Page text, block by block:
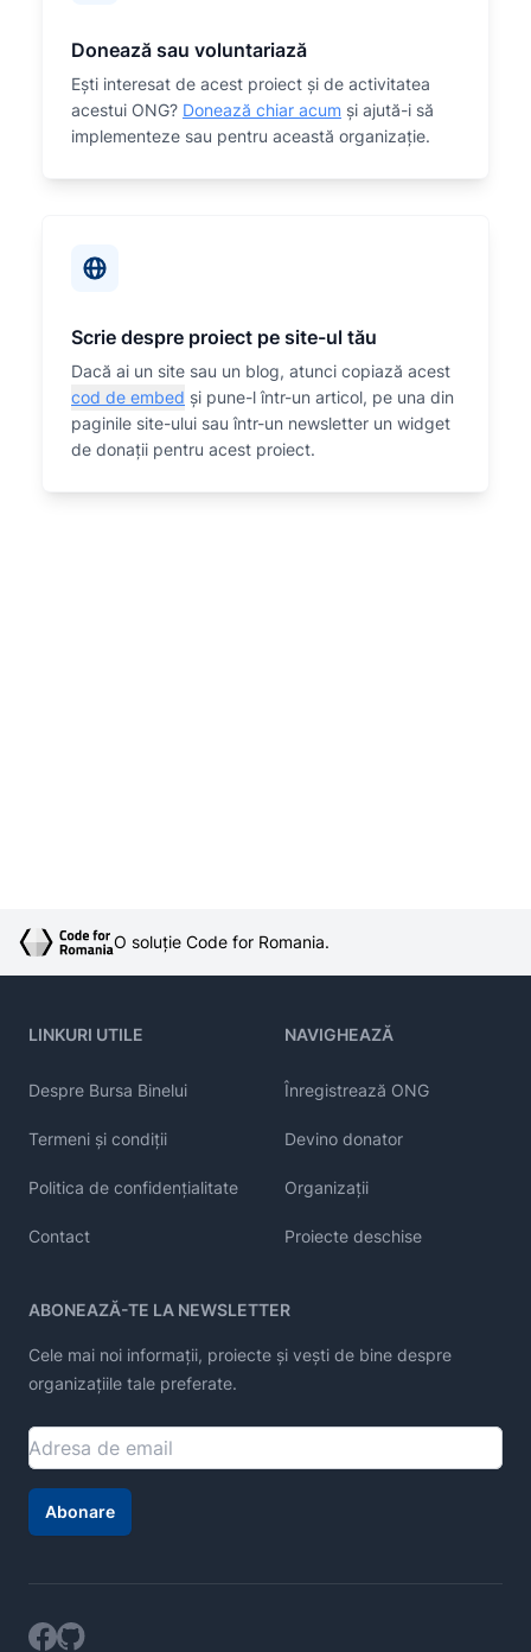
Donează sau voluntariază
Eşti interesat de acest proiect și de activitatea
acestui ONG? Donează chiar acum și ajută-i să
implementeze sau pentru această organizaţie.
Scrie despre proiect pe site-ul tău
Dacă ai un site sau un blog, atunci copiază acest
cod de embed și pune-l într-un articol, pe una din
paginile site-ului sau într-un newsletter un widget
de donații pentru acest proiect.
O soluție Code for Romania.
LINKURI UTILE
Despre Bursa Binelui
Termeni și condiții
Politica de confidențialitate
Contact
NAVIGHEAZĂ
Înregistrează ONG
Devino donator
Organizații
Proiecte deschise
ABONEAZĂ-TE LA NEWSLETTER
Cele mai noi informații, proiecte și vești de bine despre
organizațiile tale preferate.
Abonare